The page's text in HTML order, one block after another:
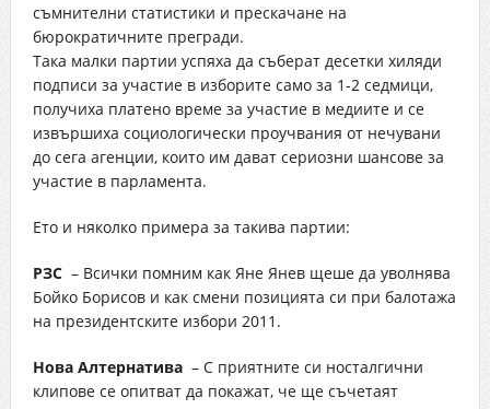
съмнителни статистики и прескачане на
бюрократичните прегради.
Така малки партии успяха да съберат десетки хиляди
подписи за участие в изборите само за 1-2 седмици,
получиха платено време за участие в медиите и се
извършиха социологически проучвания от нечувани
до сега агенции, които им дават сериозни шансове за
участие в парламента.
Ето и няколко примера за такива партии:
РЗС– Всички помним как Яне Янев щеше да уволнява
Бойко Борисов и как смени позицията си при балотажа
на президентските избори 2011.
Нова Алтернатива– С приятните си носталгични
клипове се опитват да покажат, че ще съчетаят